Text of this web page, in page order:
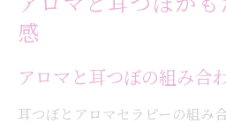
感
アロマと耳つぼの組み合
耳つぼとアロマセラピーの組み